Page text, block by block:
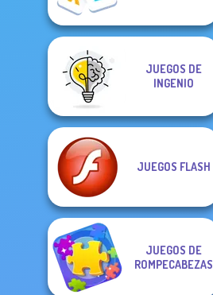
JUEGOS DE
INGENIO
JUEGOS FLASH
JUEGOS DE
ROMPECABEZAS